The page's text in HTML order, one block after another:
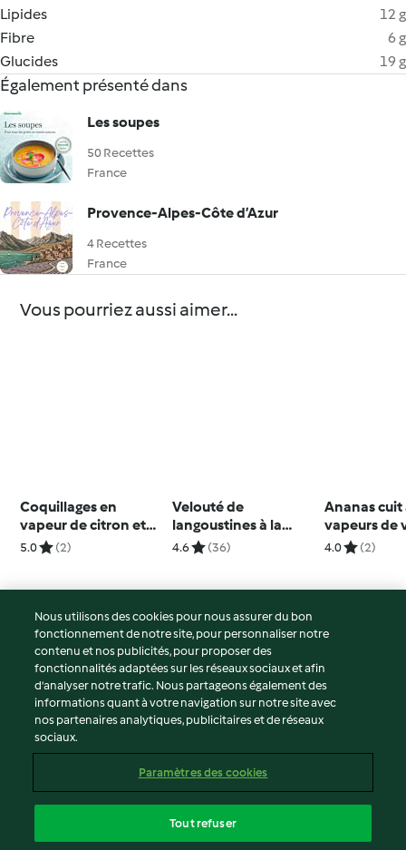
Lipides
12 g
Fibre
6 g
Glucides
19 g
Également présenté dans
Les soupes
50 Recettes
France
Provence-Alpes-Côte d’Azur
4 Recettes
France
Vous pourriez aussi aimer...
Coquillages en
vapeur de citron et
salade de roquette
5.0 (2)
Velouté de
langoustines à la
vanille
4.6 (36)
Ananas cuit
vapeurs de vanille,
sorbet à la
4.0 (2)
© Copyright 2026
Conditions d'utilisation
Politique de confidentialité
Non-responsabilité
Mentions légales
Contenu du rapport
Déclaration d'accessibilité
Nous utilisons des cookies pour nous assurer du bon
fonctionnement de notre site, pour personnaliser notre
contenu et nos publicités, pour proposer des
fonctionnalités adaptées sur les réseaux sociaux et afin
d’analyser notre trafic. Nous partageons également des
informations quant à votre navigation sur notre site avec
nos partenaires analytiques, publicitaires et de réseaux
sociaux.
Paramètres des cookies
Tout refuser